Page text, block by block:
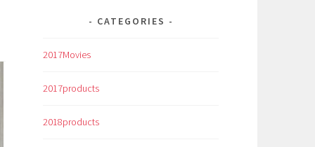
CATEGORIES
2017Movies
2017products
2018products